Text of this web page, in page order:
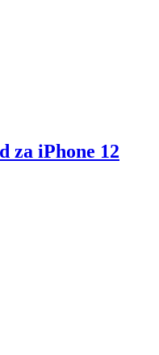
za iPhone 12